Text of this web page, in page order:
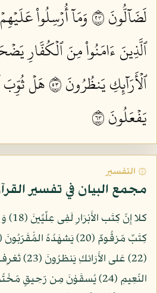
لَضَآلُّونَ ٣٢
وَمَآ أُرۡسِلُواْ
ٱلَّذِينَ ءَامَنُواْ مِنَ ٱلۡكُفَّارِ
ٱلۡأَرَآئِكِ يَنظُرُونَ ٣٥
هَلۡ ثُوِّبَ
يَفۡعَلُونَ ٣٦
۞ التفسير
مجمع البيان في تفسير
(22) عَلى